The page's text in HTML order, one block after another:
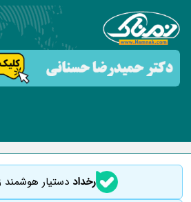
رخداددستیار هوشمند